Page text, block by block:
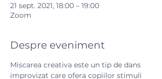
21 sept. 2021, 18:00 – 19:00
Zoom
Despre eveniment
Miscarea creativa este un tip de dans
improvizat care ofera copiilor stimuli